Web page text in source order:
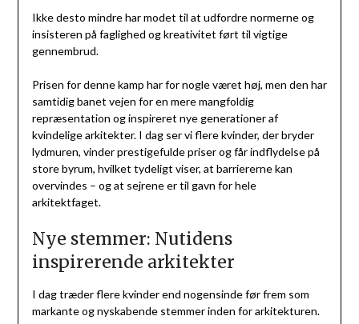
Ikke desto mindre har modet til at udfordre normerne og
insisteren på faglighed og kreativitet ført til vigtige
gennembrud.
Prisen for denne kamp har for nogle været høj, men den har
samtidig banet vejen for en mere mangfoldig
repræsentation og inspireret nye generationer af
kvindelige arkitekter. I dag ser vi flere kvinder, der bryder
lydmuren, vinder prestigefulde priser og får indflydelse på
store byrum, hvilket tydeligt viser, at barriererne kan
overvindes – og at sejrene er til gavn for hele
arkitektfaget.
Nye stemmer: Nutidens
inspirerende arkitekter
I dag træder flere kvinder end nogensinde før frem som
markante og nyskabende stemmer inden for arkitekturen.